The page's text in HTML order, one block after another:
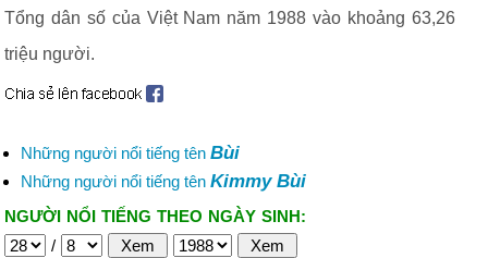
Tổng dân số của Việt Nam năm 1988 vào khoảng 63,26
triệu người.
Những người nổi tiếng tên Bùi
Những người nổi tiếng tên Kimmy Bùi
NGƯỜI NỔI TIẾNG THEO NGÀY SINH:
/